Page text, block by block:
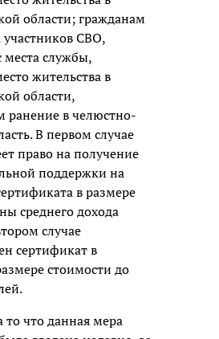
области; гражданам
СВО,
места службы,
жительства в
области,
ранение в челюстно-
В первом случае
право на получение
поддержки на
в размере
среднего дохода
случае
сертификат в
стоимости до
то что данная мера